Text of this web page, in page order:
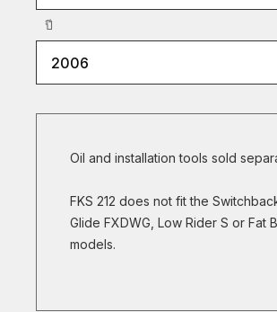
ปี
2006
Oil and installation tools sold
FKS 212 does not fit the
Glide FXDWG, Low Rider S or Fat
models.